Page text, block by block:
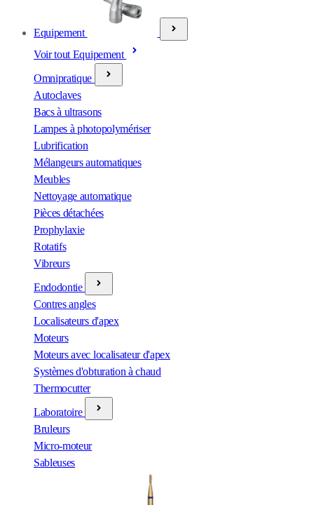
Equipement
Voir tout Equipement
Omnipratique
Autoclaves
Bacs à ultrasons
Lampes à photopolymériser
Lubrification
Mélangeurs automatiques
Meubles
Nettoyage automatique
Pièces détachées
Prophylaxie
Rotatifs
Vibreurs
Endodontie
Contres angles
Localisateurs d'apex
Moteurs
Moteurs avec localisateur d'apex
Systèmes d'obturation à chaud
Thermocutter
Laboratoire
Bruleurs
Micro-moteur
Sableuses